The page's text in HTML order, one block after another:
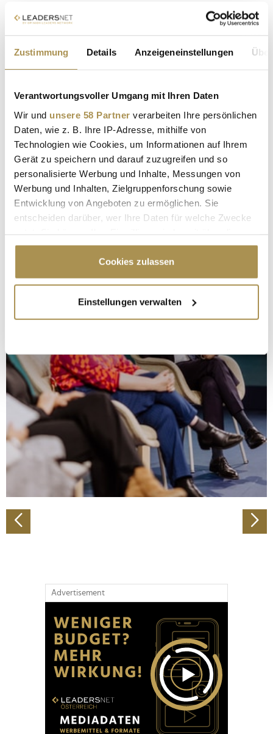
Zustimmung Details Anzeigeneinstellungen
Verantwortungsvoller Umgang mit Ihren Daten
Wir und unsere 58 Partner verarbeiten Ihre persönlichen
Daten, wie z. B. Ihre IP-Adresse, mithilfe von
Technologien wie Cookies, um Informationen auf Ihrem
Gerät zu speichern und darauf zuzugreifen und so
personalisierte Werbung und Inhalte, Messungen von
Werbung und Inhalten, Zielgruppenforschung sowie
Entwicklung von Angeboten zu ermöglichen. Sie
entscheiden darüber, wer Ihre Daten für welche Zwecke
Cookie-Erklärung oder durch Klicken auf das Privacy
Trigger Symbol ändern oder widerrufen
Informationen über Ihre geografische Lage
erfassen, welche bis auf einige Meter genau sein
bestimmten Merkmalen (Fingerprinting) identifizieren
Erfahren Sie mehr darüber, wie Ihre persönlichen Daten
verarbeitet werden, und legen Sie Ihre Präferenzen im
Abschnitt Einzelheitenfest.
Wir verwenden Cookies, um Inhalte und Anzeigen zu
personalisieren, Funktionen für soziale Medien anbieten
zu können und die Zugriffe auf unsere Website zu
analysieren. Außerdem geben wir Informationen zu Ihrer
Verwendung unserer Website an unsere Partner für
soziale Medien, Werbung und Analysen weiter. Unsere
Partner führen diese Informationen möglicherweise mit
Cookies zulassen
Einstellungen verwalten
Advertisement